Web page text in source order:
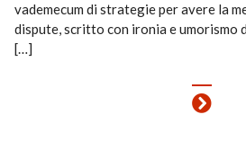
vademecum di strategie per avere la
dispute, scritto con ironia e umorismo
[…]